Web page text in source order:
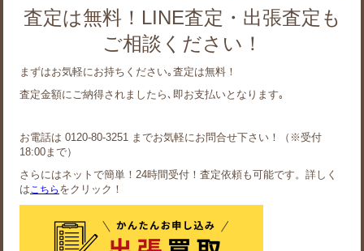
査定は無料！LINE査定・出張査定も
ご相談ください！
まずはお気軽にお持ちください｡査定は無料！
査定金額にご納得されましたら､即お支払いとなります｡
お電話は 0120-80-3251 までお気軽にお問合せ下さい！（※受付
18:00まで）
さらにはネットで簡単！24時間受付！査定依頼も可能です。詳しく
はこちら をクリック！